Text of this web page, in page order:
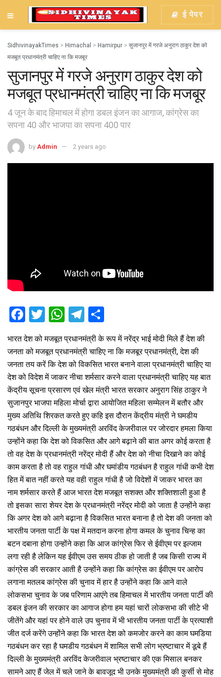
ई पेपर
SidhivinayakTimes > Himachal > Hamirpur > सुजानपुर में गरजे अनुराग ठाकुर देश को
मजबूत प्रधानमंत्री चाहिए ना कि मजबूर
सुजानपुर में गरजे अनुराग ठाकुर देश को
मजबूत प्रधानमंत्री चाहिए ना कि मजबूर
4 जून के बाद हिमाचल में होगा डबल इंजन का आगाज, कांग्रेस का
सपना 40 और भाजपा का सपना 400 पार
by Admin 2 years ago
F
a
ce
b
o
o
k
T
tt
er
W
at
s
A
p
p
T
el
e
gr
a
m
ar
e
भारत देश को मजबूत प्रधानमंत्री के रूप में नरेंद्र भाई मोदी मिले हैं देश की
जनता को मजबूत प्रधानमंत्री चाहिए ना कि मजबूर प्रधानमंत्री, देश की
जनता तय करें कि देश को विकसित भारत बनाने वाला प्रधानमंत्री चाहिए या
देश को विदेश में जाकर नीचा शर्मसार करने वाला प्रधानमंत्री चाहिए यह बात
केंद्रीय सूचना प्रसारण एवं खेल मंत्री भारत सरकार अनुराग सिंह ठाकुर ने
सुजानपुर भाजपा महिला मोर्चा द्वारा आयोजित महिला सम्मेलन में बतौर और
मुख्य अतिथि शिरकत करते हुए कहि इस दौरान केंद्रीय मंत्री ने घमडीय
गठबंधन और दिल्ली के मुख्यमंत्री अरविंद केजरीवाल पर जोरदार हमला किया
उन्होंने कहा कि देश को विकसित और आगे बढ़ाने की बात अगर कोई करता है
तो वह देश के प्रधानमंत्री नरेंद्र मोदी हैं और देश को नीचा दिखाने का कोई
काम करता है तो वह राहुल गांधी और घमांडीय गठबंधन है राहुल गांधी कभी देश
हित में बात नहीं करते यह वही राहुल गांधी है जो विदेशों में जाकर भारत का
नाम शर्मसार करते हैं आज भारत देश मजबूत सशक्त और शक्तिशाली हुआ है
तो इसका सारा शेयर देश के प्रधानमंत्री नरेंद्र मोदी को जाता है उन्होंने कहा
कि अगर देश को आगे बढ़ाना है विकसित भारत बनाना है तो देश की जनता को
भारतीय जनता पार्टी के पक्ष में मतदान करना होगा कमल के चुनाव चिन्ह का
बटन दबाना होगा उन्होंने कहा कि आज कांग्रेस फिर से ईवीएम पर इल्जाम
लगा रही है लेकिन यह ईवीएम उस समय ठीक हो जाती है जब किसी राज्य में
कांग्रेस की सरकार आती है उन्होंने कहा कि कांग्रेस का ईवीएम पर आरोप
लगाना मतलब कांग्रेस की चुनाव में हार है उन्होंने कहा कि आने वाले
लोकसभा चुनाव के जब परिणाम आएंगे तब हिमाचल में भारतीय जनता पार्टी की
डबल इंजन की सरकार का आगाज होगा हम यहां चारों लोकसभा की सीटे भी
जीतेंगे और यहां पर होने वाले उप चुनाव में भी भारतीय जनता पार्टी के प्रत्याशी
जीत दर्ज करेंगे उन्होंने कहा कि भारत देश को कमजोर करने का काम घमडिया
गठबंधन कर रहा है घमडीय गठबंधन में शामिल सभी लोग भ्रष्टाचार में डूबे हैं
दिल्ली के मुख्यमंत्री अरविंद केजरीवाल भ्रष्टाचार की एक मिसाल बनकर
सामने आए हैं जेल में चले जाने के बावजूद भी उनके मुख्यमंत्री की कुर्सी से मोह